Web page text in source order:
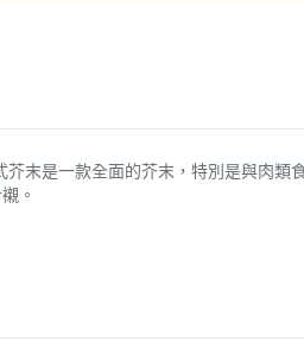
末是一款全面的芥末，特別是與肉類
。